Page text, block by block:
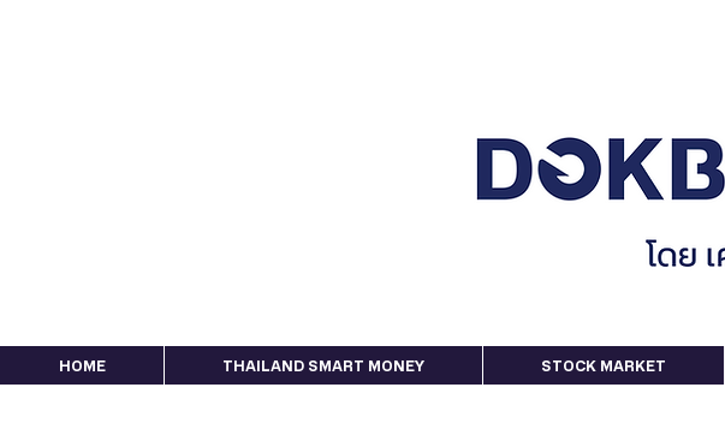
HOME THAILAND SMART MONEY STOCK MARKET